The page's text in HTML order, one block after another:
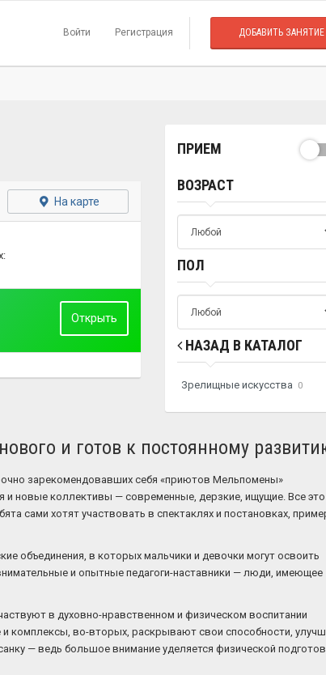
Войти Регистрация ДОБАВИТЬ ЗАНЯТИЕ
На карте
Открыть
ПРИЕМ
ВОЗРАСТ
ПОЛ
НАЗАД В КАТАЛОГ
Зрелищные искусства 0
и готов к постоянному
зарекомендовавших себя «приютов Мельпомены»
и новые коллективы — современные, дерзкие, ищущие. Все это
сами хотят участвовать в спектаклях и постановках,
объединения, в которых мальчики и девочки могут освоить
и опытные педагоги-наставники — люди, имеющее
в духовно-нравственном и физическом воспитании
комплексы, во-вторых, раскрывают свои способности,
— ведь большое внимание уделяется физической